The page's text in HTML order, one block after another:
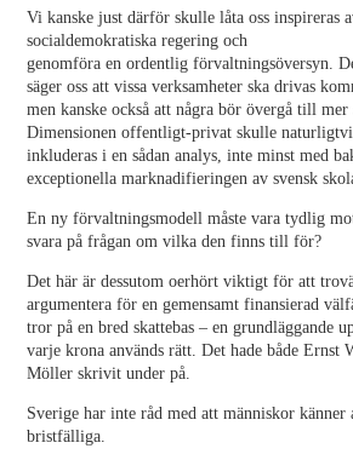
Vi kanske just därför skulle låta oss inspireras
socialdemokratiska regering och
genomföra en ordentlig förvaltningsöversyn.
säger oss att vissa verksamheter ska drivas
men kanske också att några bör övergå till
Dimensionen offentligt-privat skulle
inkluderas i en sådan analys, inte minst med
exceptionella marknadifieringen av svensk
En ny förvaltningsmodell måste vara tydlig
svara på frågan om vilka den finns till för?
Det här är dessutom oerhört viktigt för att
argumentera för en gemensamt finansierad
tror på en bred skattebas – en grundläggande
varje krona används rätt. Det hade både Ernst
Möller skrivit under på.
Sverige har inte råd med att människor känner
bristfälliga.